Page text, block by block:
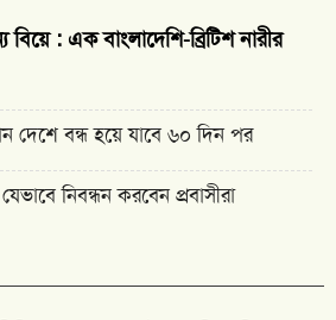
দেশে বন্ধ হয়ে যাবে ৬০ দিন পর
নিবন্ধন করবেন প্রবাসীরা